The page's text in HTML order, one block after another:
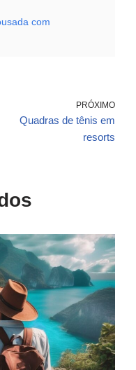
com
PRÓXIMO
Quadras de tênis em
resorts